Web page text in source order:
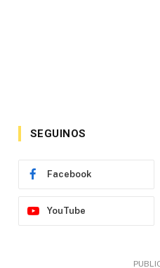
SEGUINOS
Facebook
YouTube